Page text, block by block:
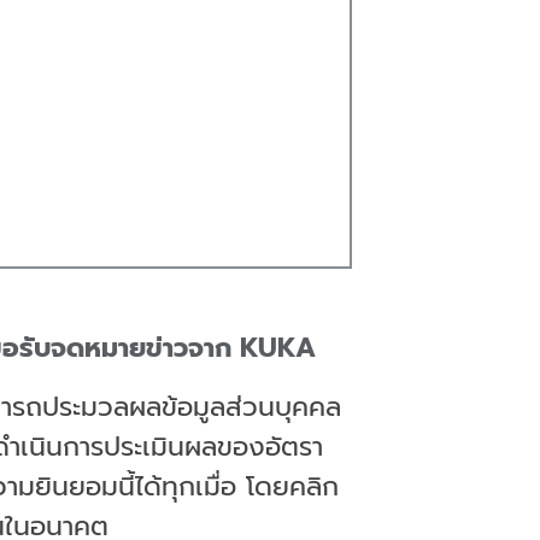
รับจดหมายข่าวจาก KUKA
ารถประมวลผลข้อมูลส่วนบุคคล
เนินการประเมินผลของอัตรา
มยินยอมนี้ได้ทุกเมื่อ โดยคลิก
นอนาคต